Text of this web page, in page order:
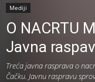
Mediji
O NACRTU
Javna
Treća javna rasprava o
Čačku. Javnu raspravu